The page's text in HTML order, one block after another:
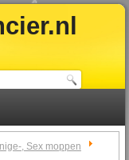
, Sex moppen